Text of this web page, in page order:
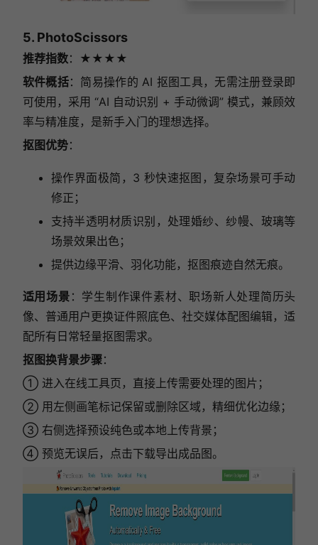
5. PhotoScissors
推荐指数：★★★★
软件概括：简易操作的 AI 抠图工具，无需注册登录即
可使用，采用 “AI 自动识别 + 手动微调” 模式，兼顾效
率与精准度，是新手入门的理想选择。
抠图优势：
操作界面极简，3 秒快速抠图，复杂场景可手动
修正；
支持半透明材质识别，处理婚纱、纱幔、玻璃等
场景效果出色；
提供边缘平滑、羽化功能，抠图痕迹自然无痕。
适用场景 ：学生制作课件素材、职场新人处理简历头
像、普通用户更换证件照底色、社交媒体配图编辑，适
配所有日常轻量抠图需求。
抠图换背景步骤：
① 进入在线工具页，直接上传需要处理的图片；
② 用左侧画笔标记保留或删除区域，精细优化边缘；
③ 右侧选择预设纯色或本地上传背景；
④ 预览无误后，点击下载导出成品图。